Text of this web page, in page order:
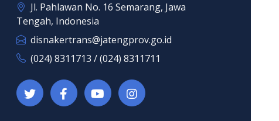
Jl. Pahlawan No. 16 Semarang, Jawa
Tengah, Indonesia
disnakertrans@jatengprov.go.id
(024) 8311713 / (024) 8311711